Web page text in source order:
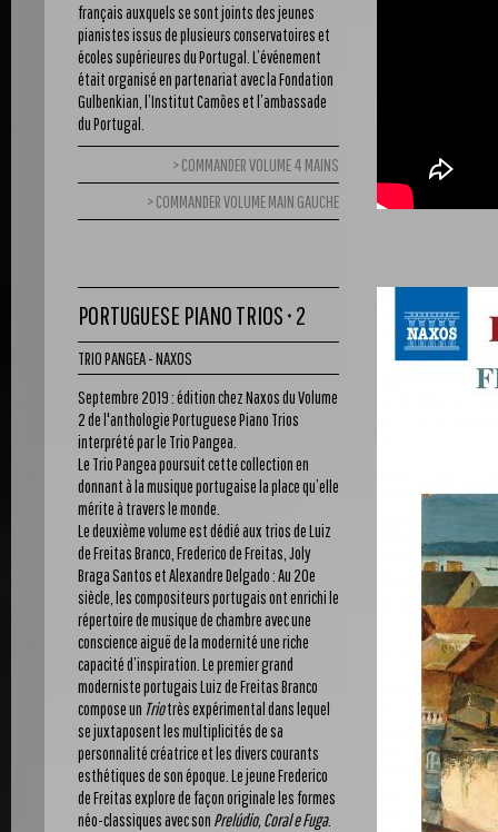
français auxquels se sont joints des jeunes
pianistes issus de plusieurs conservatoires et
écoles supérieures du Portugal. L’événement
était organisé en partenariat avec la Fondation
Gulbenkian, l’Institut Camões et l’ambassade
du Portugal.
COMMANDER VOLUME 4 MAINS
COMMANDER VOLUME MAIN GAUCHE
PORTUGUESE PIANO TRIOS • 2
TRIO PANGEA - NAXOS
Septembre 2019 : édition chez Naxos du Volume
2 de l'anthologie Portuguese Piano Trios
interprété par le Trio Pangea.
Le Trio Pangea poursuit cette collection en
donnant à la musique portugaise la place qu’elle
mérite à travers le monde.
Le deuxième volume est dédié aux trios de Luiz
de Freitas Branco, Frederico de Freitas, Joly
Braga Santos et Alexandre Delgado : Au 20e
siècle, les compositeurs portugais ont enrichi le
répertoire de musique de chambre avec une
conscience aiguë de la modernité une riche
capacité d’inspiration. Le premier grand
moderniste portugais Luiz de Freitas Branco
compose un Triotrès expérimental dans lequel
se juxtaposent les multiplicités de sa
personnalité créatrice et les divers courants
esthétiques de son époque. Le jeune Frederico
de Freitas explore de façon originale les formes
néo-classiques avec son Prelúdio, Coral e Fuga.